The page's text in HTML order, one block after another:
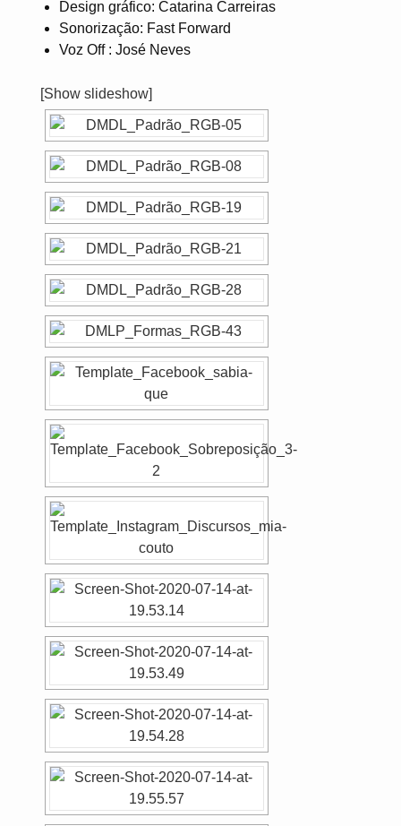
Design gráfico: Catarina Carreiras
Sonorização: Fast Forward
Voz Off : José Neves
[Show slideshow]